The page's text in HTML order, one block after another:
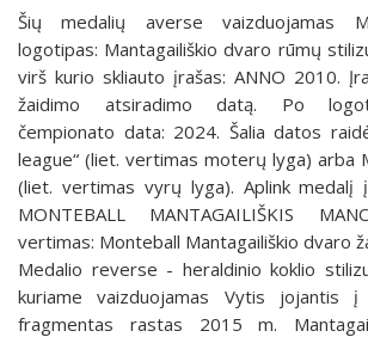
Šių medalių averse vaizduojamas
logotipas: Mantagailiškio dvaro rūmų
virš kurio skliauto įrašas: ANNO 2010.
žaidimo atsiradimo datą. Po
čempionato data: 2024. Šalia datos
league“ (liet. vertimas moterų lyga) arba
(liet. vertimas vyrų lyga). Aplink medalį
MONTEBALL MANTAGAILIŠKIS
vertimas: Monteball Mantagailiškio dvaro
Medalio reverse - heraldinio koklio
kuriame vaizduojamas Vytis jojantis
fragmentas rastas 2015 m.